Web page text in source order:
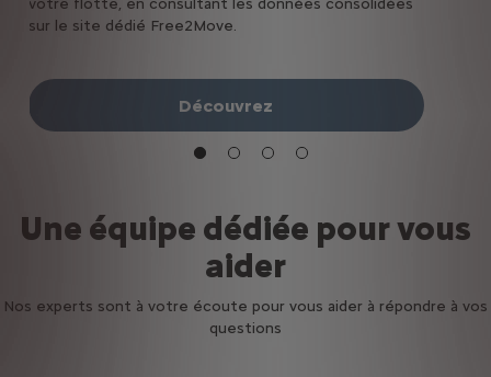
votre flotte, en consultant les données consolidées
sur le site dédié Free2Move.
Découvrez
Une équipe dédiée pour vous
aider
Nos experts sont à votre écoute pour vous aider à répondre à vos
questions